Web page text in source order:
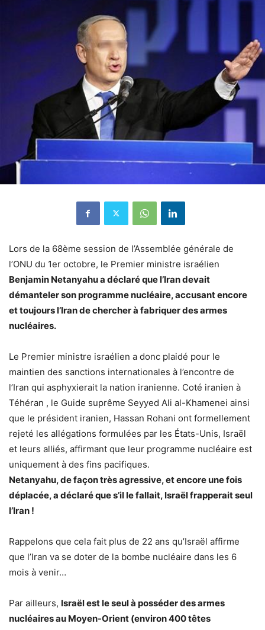
Lors de la 68ème session de l’Assemblée générale de
l’ONU du 1er octobre, le Premier ministre israélien
Benjamin Netanyahu a déclaré que l’Iran devait
démanteler son programme nucléaire, accusant encore
et toujours l’Iran de chercher à fabriquer des armes
nucléaires.
Le Premier ministre israélien a donc plaidé pour le
maintien des sanctions internationales à l’encontre de
l’Iran qui asphyxierait la nation iranienne. Coté iranien à
Téhéran , le Guide suprême Seyyed Ali al-Khamenei ainsi
que le président iranien, Hassan Rohani ont formellement
rejeté les allégations formulées par les États-Unis, Israël
et leurs alliés, affirmant que leur programme nucléaire est
uniquement à des fins pacifiques.
Netanyahu, de façon très agressive, et encore une fois
déplacée, a déclaré que s’il le fallait, Israël frapperait seul
l’Iran !
Rappelons que cela fait plus de 22 ans qu’Israël affirme
que l’Iran va se doter de la bombe nucléaire dans les 6
mois à venir…
Par ailleurs, Israël est le seul à posséder des armes
nucléaires au Moyen-Orient (environ 400 têtes